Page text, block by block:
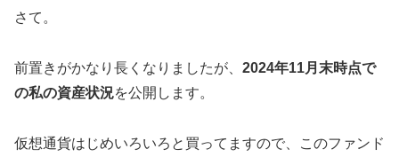
さて。
前置きがかなり長くなりましたが、 2024年11月末時点で
の私の資産状況を公開します。
仮想通貨はじめいろいろと買ってますので、このファンド